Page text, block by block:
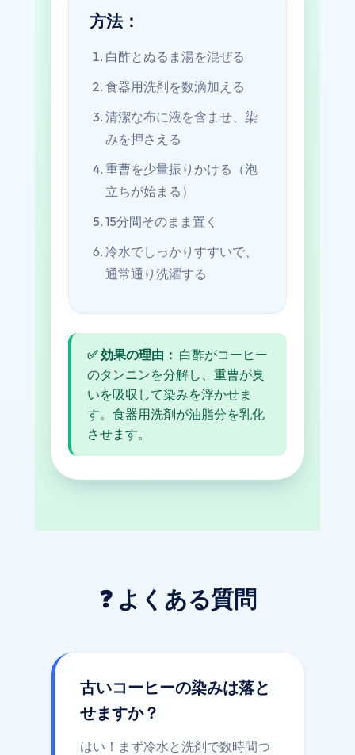
方法：
白酢とぬるま湯を混ぜる
食器用洗剤を数滴加える
清潔な布に液を含ませ、染
みを押さえる
重曹を少量振りかける（泡
立ちが始まる）
15分間そのまま置く
冷水でしっかりすすいで、
通常通り洗濯する
✅ 効果の理由： 白酢がコーヒー
のタンニンを分解し、重曹が臭
いを吸収して染みを浮かせま
す。食器用洗剤が油脂分を乳化
させます。
❓ よくある質問
古いコーヒーの染みは落と
せますか？
はい！まず冷水と洗剤で数時間つ